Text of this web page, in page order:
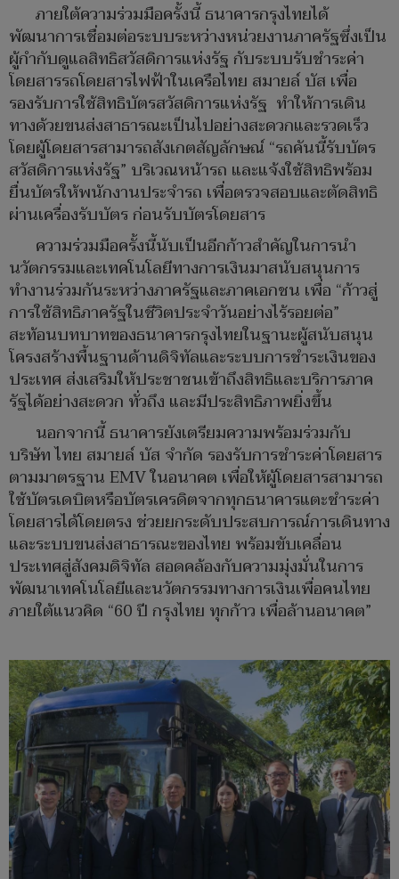
ภายใต้ความร่วมมือครั้งนี้ ธนาคารกรุงไทยได้
พัฒนาการเชื่อมต่อระบบระหว่างหน่วยงานภาครัฐซึ่งเป็น
ผู้กำกับดูแลสิทธิสวัสดิการแห่งรัฐ กับระบบรับชำระค่า
โดยสารรถโดยสารไฟฟ้าในเครือไทย สมายล์ บัส เพื่อ
รองรับการใช้สิทธิบัตรสวัสดิการแห่งรัฐ ทำให้การเดิน
ทางด้วยขนส่งสาธารณะเป็นไปอย่างสะดวกและรวดเร็ว
โดยผู้โดยสารสามารถสังเกตสัญลักษณ์ “รถคันนี้รับบัตร
สวัสดิการแห่งรัฐ” บริเวณหน้ารถ และแจ้งใช้สิทธิพร้อม
ยื่นบัตรให้พนักงานประจำรถ เพื่อตรวจสอบและตัดสิทธิ
ผ่านเครื่องรับบัตร ก่อนรับบัตรโดยสาร
ความร่วมมือครั้งนี้นับเป็นอีกก้าวสำคัญในการนำ
นวัตกรรมและเทคโนโลยีทางการเงินมาสนับสนุนการ
ทำงานร่วมกันระหว่างภาครัฐและภาคเอกชน เพื่อ “ก้าวสู่
การใช้สิทธิภาครัฐในชีวิตประจำวันอย่างไร้รอยต่อ”
สะท้อนบทบาทของธนาคารกรุงไทยในฐานะผู้สนับสนุน
โครงสร้างพื้นฐานด้านดิจิทัลและระบบการชำระเงินของ
ประเทศ ส่งเสริมให้ประชาชนเข้าถึงสิทธิและบริการภาค
รัฐได้อย่างสะดวก ทั่วถึง และมีประสิทธิภาพยิ่งขึ้น
นอกจากนี้ ธนาคารยังเตรียมความพร้อมร่วมกับ
บริษัท ไทย สมายล์ บัส จำกัด รองรับการชำระค่าโดยสาร
ตามมาตรฐาน EMV ในอนาคต เพื่อให้ผู้โดยสารสามารถ
ใช้บัตรเดบิตหรือบัตรเครดิตจากทุกธนาคารแตะชำระค่า
โดยสารได้โดยตรง ช่วยยกระดับประสบการณ์การเดินทาง
และระบบขนส่งสาธารณะของไทย พร้อมขับเคลื่อน
ประเทศสู่สังคมดิจิทัล สอดคล้องกับความมุ่งมั่นในการ
พัฒนาเทคโนโลยีและนวัตกรรมทางการเงินเพื่อคนไทย
ภายใต้แนวคิด “60 ปี กรุงไทย ทุกก้าว เพื่อล้านอนาคต”